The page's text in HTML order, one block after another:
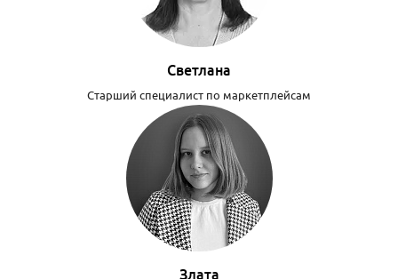
Светлана
Старший специалист по маркетплейсам
Злата